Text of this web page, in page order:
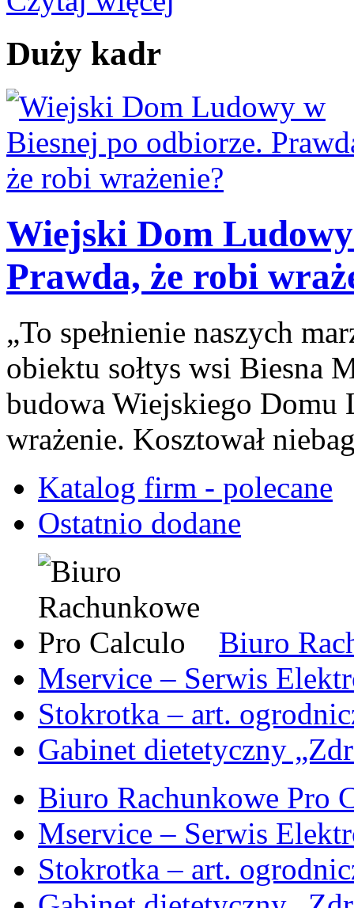
Duży kadr
Wiejski Dom
Prawda, że robi
„To spełnienie naszych
obiektu sołtys wsi Biesna
budowa Wiejskiego Domu
wrażenie. Kosztował
Katalog firm - polecane
Ostatnio dodane
Biuro
Mservice – Serwis
Stokrotka – art.
Gabinet dietetyczny
Biuro Rachunkowe Pro
Mservice – Serwis
Stokrotka – art.